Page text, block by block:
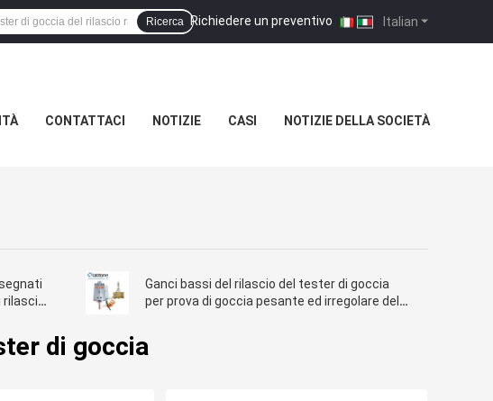
Italian
Richiedere un preventivo |
Ricerca
CONTATTACI NOTIZIE CASI NOTIZIE DELLA SOCIETÀ
rilascio
Ganci bassi del rilascio del tester di goccia
per prova di goccia pesante ed irregolare del
di goccia